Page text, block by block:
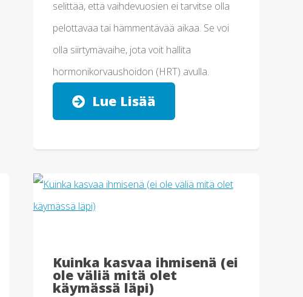
selittää, että vaihdevuosien ei tarvitse olla
pelottavaa tai hämmentävää aikaa. Se voi
olla siirtymävaihe, jota voit hallita
hormonikorvaushoidon (HRT) avulla.
Lue Lisää
Kuinka kasvaa ihmisenä (ei
ole väliä mitä olet
käymässä läpi)